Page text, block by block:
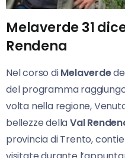
Melaverde 31
Rendena
Nel corso diMelaverde
del programma
volta nella regione,
bellezze dellaVal
provincia di Trento,